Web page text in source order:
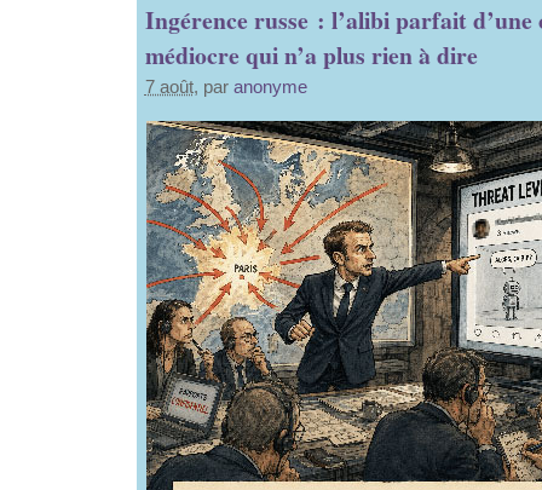
Ingérence russe : l’alibi parfait d’une
médiocre qui n’a plus rien à dire
7 août, par anonyme